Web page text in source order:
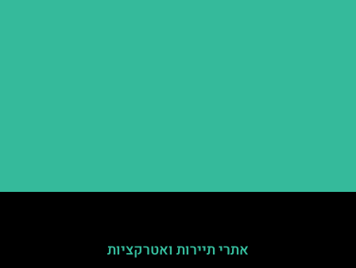
אתרי תיירות ואטרקציות